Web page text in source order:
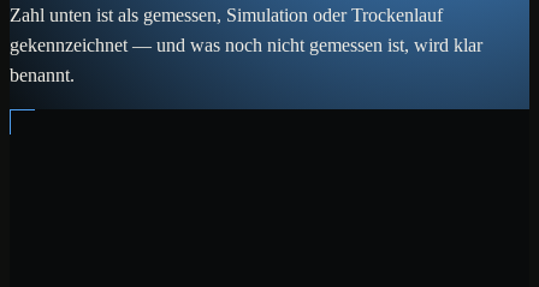
Zahl unten ist als gemessen, Simulation oder Trockenlauf
gekennzeichnet — und was noch nicht gemessen ist, wird klar
benannt.